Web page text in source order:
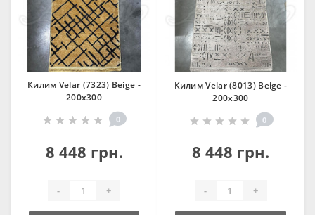
Килим Velar (7323) Beige -
200х300
0
8 448 грн.
- +
Килим Velar (8013) Beige -
200х300
0
8 448 грн.
- +